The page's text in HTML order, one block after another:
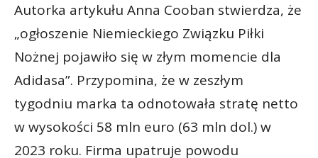
Autorka artykułu Anna Cooban stwierdza, że
„ogłoszenie Niemieckiego Związku Piłki
Nożnej pojawiło się w złym momencie dla
Adidasa”. Przypomina, że w zeszłym
tygodniu marka ta odnotowała stratę netto
w wysokości 58 mln euro (63 mln dol.) w
2023 roku. Firma upatruje powodu